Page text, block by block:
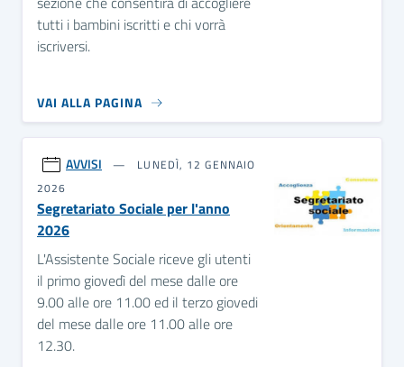
tutti i bambini iscritti e chi vorrà
iscriversi.
VAI ALLA PAGINA
AVVISI
LUNEDÌ, 12 GENNAIO
2026
Segretariato Sociale per l'anno
2026
L'Assistente Sociale riceve gli utenti
il primo giovedì del mese dalle ore
9.00 alle ore 11.00 ed il terzo giovedi
del mese dalle ore 11.00 alle ore
12.30.